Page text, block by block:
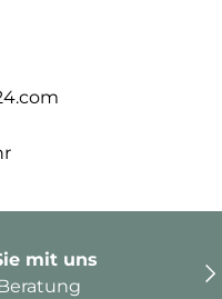
mit uns